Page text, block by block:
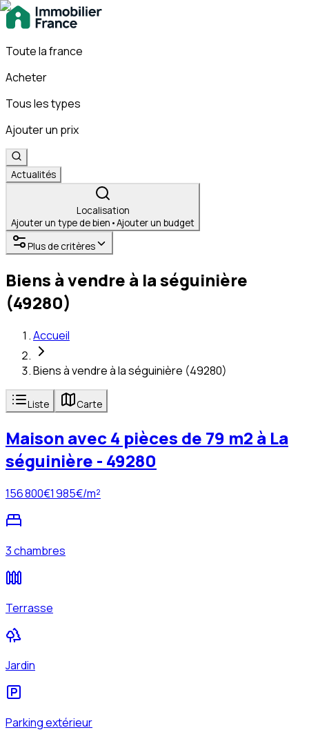
Toute la france
Acheter
Tous les types
Ajouter un prix
Actualités
Localisation
Ajouter un type de bien •Ajouter un budget
Plus de critères
Biens à vendre à la séguinière
(49280)
Accueil
Biens à vendre à la séguinière (49280)
Liste Carte
Maison avec 4 pièces de 79 m2 à La
séguinière - 49280
156 800€1 985€/m²
3 chambres
Terrasse
Jardin
Parking extérieur